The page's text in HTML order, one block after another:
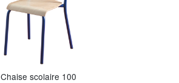
Chaise scolaire 100